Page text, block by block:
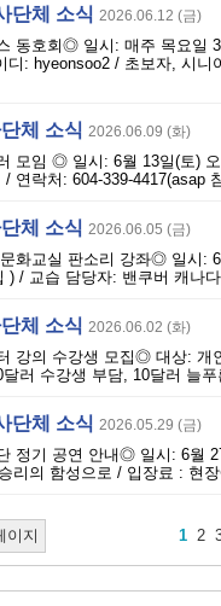
단체 소식 2026.06.12 (금)
동호회◎ 일시: 매주 목요일
디: hyeonsoo2 / 초보자, 시
체 소식 2026.06.09 (화)
모임 ◎ 일시: 6월 13일(토)
연락처: 604-339-4417(asap
체 소식 2026.06.05 (금)
화교실 판소리 강좌◎ 일시:
) / 교습 담당자: 밴쿠버 캐나
체 소식 2026.06.02 (화)
강의 수강생 모집◎ 대상: 개
러 수강생 부담, 10달러 늘
단체 소식 2026.05.29 (금)
정기 공연 안내◎ 일시: 6월
리의 함성으로 / 입장료 : 현
이지 1 2